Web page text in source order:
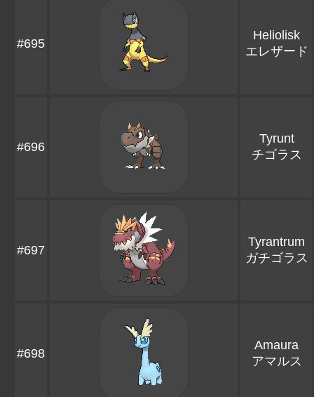
#695
Heliolisk
エレザード
#696
Tyrunt
チゴラス
#697
Tyrantrum
ガチゴラス
#698
Amaura
アマルス